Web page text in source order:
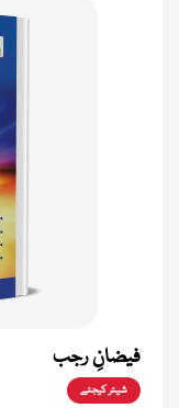
فیضانِ رجب
شیئر کیجئے